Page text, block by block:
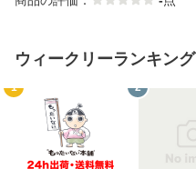
ウィークリーランキング
1 2